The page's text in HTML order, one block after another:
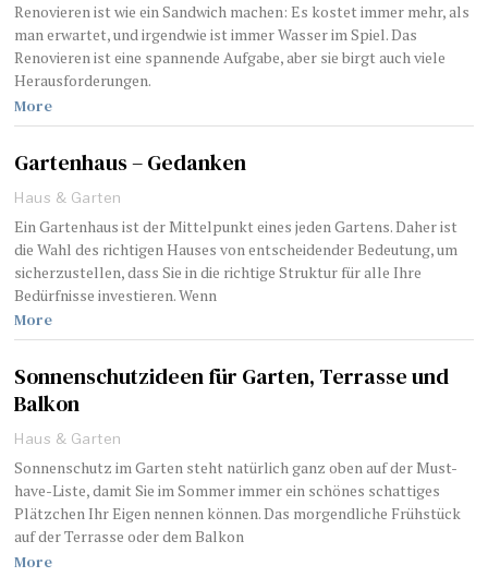
Renovieren ist wie ein Sandwich machen: Es kostet immer mehr, als
man erwartet, und irgendwie ist immer Wasser im Spiel. Das
Renovieren ist eine spannende Aufgabe, aber sie birgt auch viele
Herausforderungen.
More
Gartenhaus – Gedanken
Haus & Garten
Ein Gartenhaus ist der Mittelpunkt eines jeden Gartens. Daher ist
die Wahl des richtigen Hauses von entscheidender Bedeutung, um
sicherzustellen, dass Sie in die richtige Struktur für alle Ihre
Bedürfnisse investieren. Wenn
More
Sonnenschutzideen für Garten, Terrasse und
Balkon
Haus & Garten
Sonnenschutz im Garten steht natürlich ganz oben auf der Must-
have-Liste, damit Sie im Sommer immer ein schönes schattiges
Plätzchen Ihr Eigen nennen können. Das morgendliche Frühstück
auf der Terrasse oder dem Balkon
More